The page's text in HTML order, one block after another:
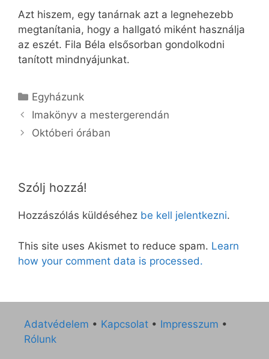
Azt hiszem, egy tanárnak azt a legnehezebb
megtanítania, hogy a hallgató miként használja
az eszét. Fila Béla elsősorban gondolkodni
tanított mindnyájunkat.
Kategória
Egyházunk
Imakönyv a mestergerendán
Októberi órában
Szólj hozzá!
Hozzászólás küldéséhez be kell jelentkezni.
This site uses Akismet to reduce spam. Learn
how your comment data is processed.
Adatvédelem • Kapcsolat • Impresszum •
Rólunk